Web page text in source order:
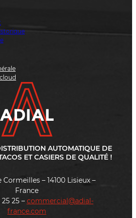
AUTOMATIQUE DE
ET CASIERS DE QUALITÉ !
Cormeilles – 14100 Lisieux –
France
25 25 – commercial@adial-
france.com